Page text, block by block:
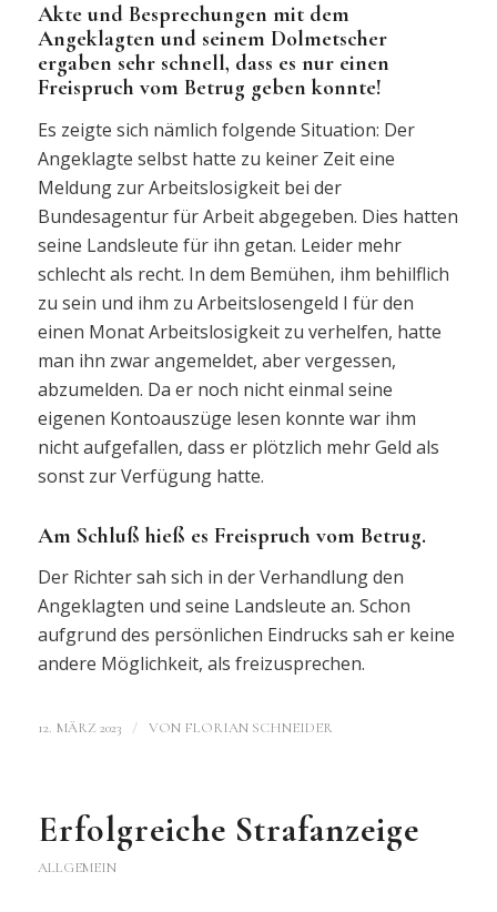
Akte und Besprechungen mit dem
Angeklagten und seinem Dolmetscher
ergaben sehr schnell, dass es nur einen
Freispruch vom Betrug geben konnte!
Es zeigte sich nämlich folgende Situation: Der
Angeklagte selbst hatte zu keiner Zeit eine
Meldung zur Arbeitslosigkeit bei der
Bundesagentur für Arbeit abgegeben. Dies hatten
seine Landsleute für ihn getan. Leider mehr
schlecht als recht. In dem Bemühen, ihm behilflich
zu sein und ihm zu Arbeitslosengeld I für den
einen Monat Arbeitslosigkeit zu verhelfen, hatte
man ihn zwar angemeldet, aber vergessen,
abzumelden. Da er noch nicht einmal seine
eigenen Kontoauszüge lesen konnte war ihm
nicht aufgefallen, dass er plötzlich mehr Geld als
sonst zur Verfügung hatte.
Am Schluß hieß es Freispruch vom Betrug.
Der Richter sah sich in der Verhandlung den
Angeklagten und seine Landsleute an. Schon
aufgrund des persönlichen Eindrucks sah er keine
andere Möglichkeit, als freizusprechen.
12. MÄRZ 2023 / VON FLORIAN SCHNEIDER
Erfolgreiche Strafanzeige
ALLGEMEIN